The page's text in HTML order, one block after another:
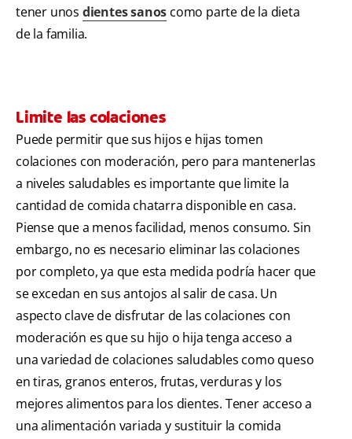
tener unos dientes sanos como parte de la dieta
de la familia.
Limite las colaciones
Puede permitir que sus hijos e hijas tomen
colaciones con moderación, pero para mantenerlas
a niveles saludables es importante que limite la
cantidad de comida chatarra disponible en casa.
Piense que a menos facilidad, menos consumo. Sin
embargo, no es necesario eliminar las colaciones
por completo, ya que esta medida podría hacer que
se excedan en sus antojos al salir de casa. Un
aspecto clave de disfrutar de las colaciones con
moderación es que su hijo o hija tenga acceso a
una variedad de colaciones saludables como queso
en tiras, granos enteros, frutas, verduras y los
mejores alimentos para los dientes. Tener acceso a
una alimentación variada y sustituir la comida